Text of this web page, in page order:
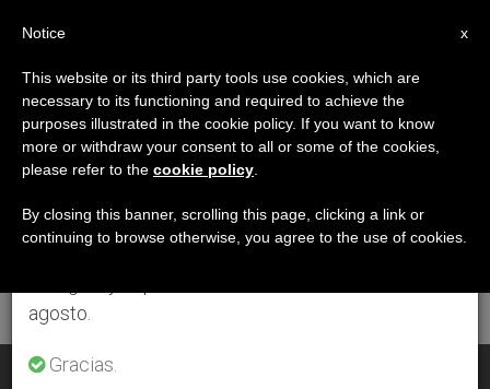
ETIQUETA
Posts Tagged
‘adolescentes’
ÚLTIMAS NOTICIAS
El Papa presenta a los adolescentes a Cristo como «gran
×
Aviso importante
Del 27 de julio al 7 de agosto haremos la pausa
anual, aprovechando que en el periodo de verano
se generan menos informaciones y también el
agosto.
Gracias.
x
Notice
This website or its third party tools use cookies, which are
necessary to its functioning and required to achieve the
purposes illustrated in the cookie policy. If you want to know
more or withdraw your consent to all or some of the cookies,
please refer to the cookie policy
By closing this banner, scrolling this page, clicking a link or
continuing to browse otherwise, you agree to the use of cookies.